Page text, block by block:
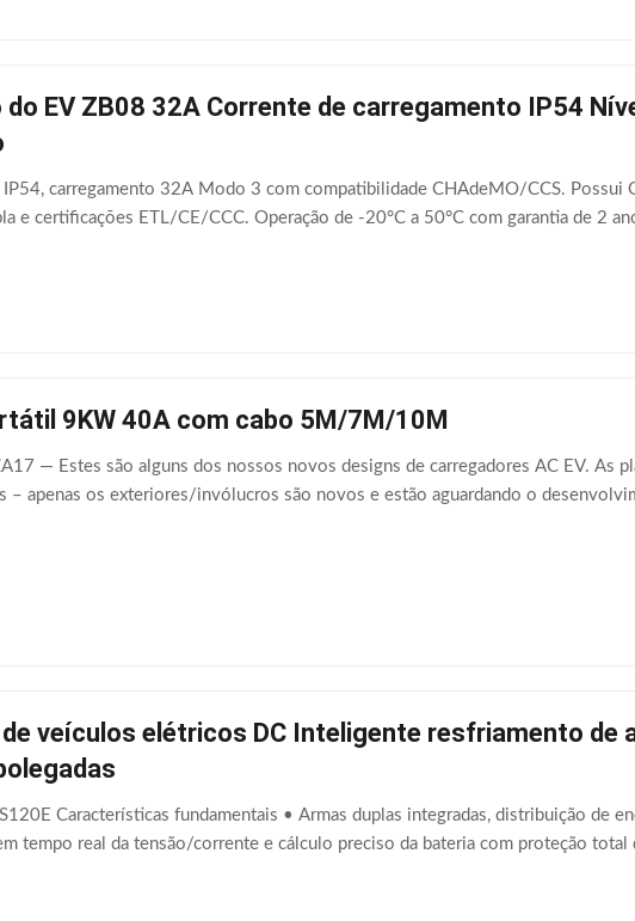
EV ZB08 32A Corrente de carregamento IP54
carregamento 32A Modo 3 com compatibilidade CHAdeMO/CCS. Possui
e certificações ETL/CE/CCC. Operação de -20°C a 50°C com garantia de 2
9KW 40A com cabo 5M/7M/10M
— Estes são alguns dos nossos novos designs de carregadores AC EV. As
– apenas os exteriores/invólucros são novos e estão aguardando o
veículos elétricos DC Inteligente resfriamento de
Características fundamentais • Armas duplas integradas, distribuição de
tempo real da tensão/corrente e cálculo preciso da bateria com proteção total